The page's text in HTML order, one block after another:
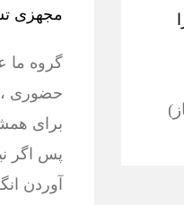
مجهزی
گروه ما
حضوری ،
برای
پس اگر
آوردن